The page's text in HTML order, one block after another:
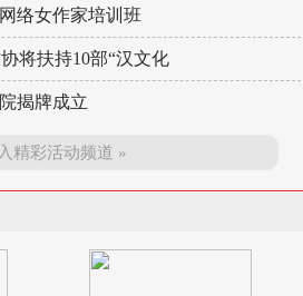
络女作家培训班
将扶持10部“汉文化
揭牌成立
精彩活动频道 »